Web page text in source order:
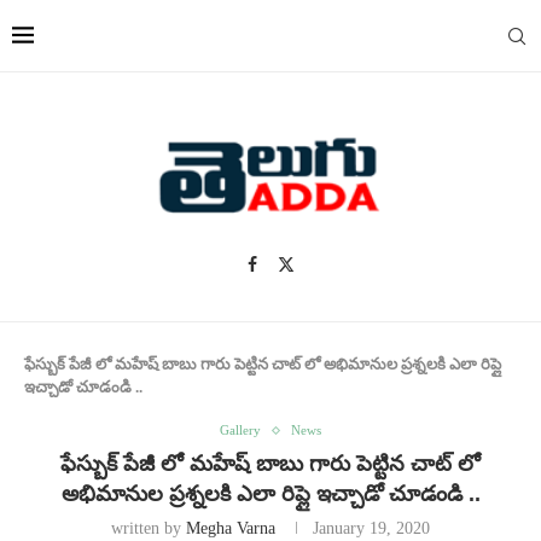
ఫేస్బుక్ పేజీ లో మహేష్ బాబు గారు పెట్టిన చాట్ లో అభిమానుల ప్రశ్నలకి ఎలా రిప్లై
ఇచ్చాడో చూడండి ..
Gallery News
ఫేస్బుక్ పేజీ లో మహేష్ బాబు గారు పెట్టిన చాట్ లో
అభిమానుల ప్రశ్నలకి ఎలా రిప్లై ఇచ్చాడో చూడండి ..
written by Megha Varna January 19, 2020